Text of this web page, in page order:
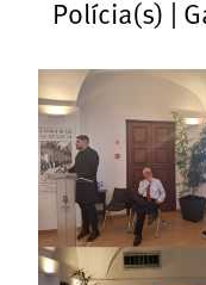
Polícia(s) |